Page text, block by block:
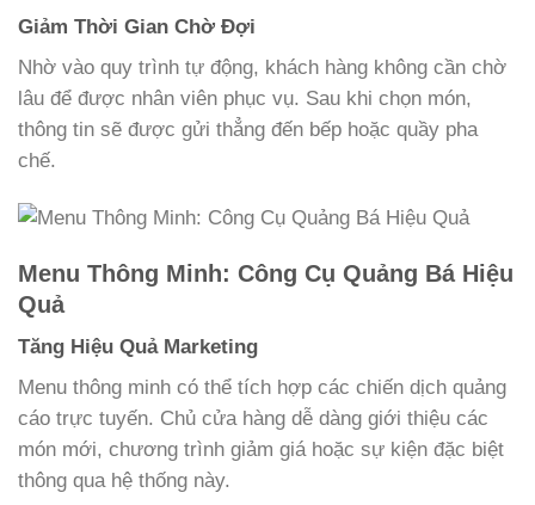
Giảm Thời Gian Chờ Đợi
Nhờ vào quy trình tự động, khách hàng không cần chờ
lâu để được nhân viên phục vụ. Sau khi chọn món,
thông tin sẽ được gửi thẳng đến bếp hoặc quầy pha
chế.
Menu Thông Minh: Công Cụ Quảng Bá Hiệu
Quả
Tăng Hiệu Quả Marketing
Menu thông minh có thể tích hợp các chiến dịch quảng
cáo trực tuyến. Chủ cửa hàng dễ dàng giới thiệu các
món mới, chương trình giảm giá hoặc sự kiện đặc biệt
thông qua hệ thống này.